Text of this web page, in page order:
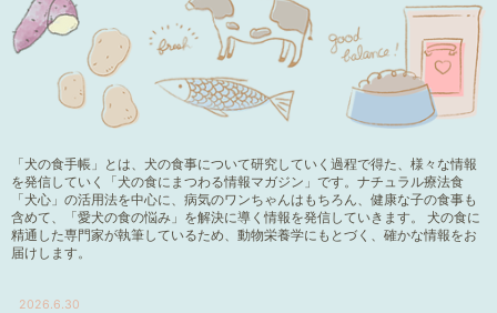
「犬の食手帳」とは、犬の食事について研究していく過程で得た、様々な情報
を発信していく「犬の食にまつわる情報マガジン」です。ナチュラル療法食
「犬心」の活用法を中心に、病気のワンちゃんはもちろん、健康な子の食事も
含めて、「愛犬の食の悩み」を解決に導く情報を発信していきます。 犬の食に
精通した専門家が執筆しているため、動物栄養学にもとづく、確かな情報をお
届けします。
2026.6.30